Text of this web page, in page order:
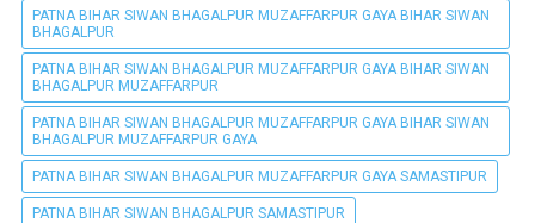
PATNA BIHAR SIWAN BHAGALPUR MUZAFFARPUR GAYA BIHAR SIWAN
BHAGALPUR
PATNA BIHAR SIWAN BHAGALPUR MUZAFFARPUR GAYA BIHAR SIWAN
BHAGALPUR MUZAFFARPUR
PATNA BIHAR SIWAN BHAGALPUR MUZAFFARPUR GAYA BIHAR SIWAN
BHAGALPUR MUZAFFARPUR GAYA
PATNA BIHAR SIWAN BHAGALPUR MUZAFFARPUR GAYA SAMASTIPUR
PATNA BIHAR SIWAN BHAGALPUR SAMASTIPUR